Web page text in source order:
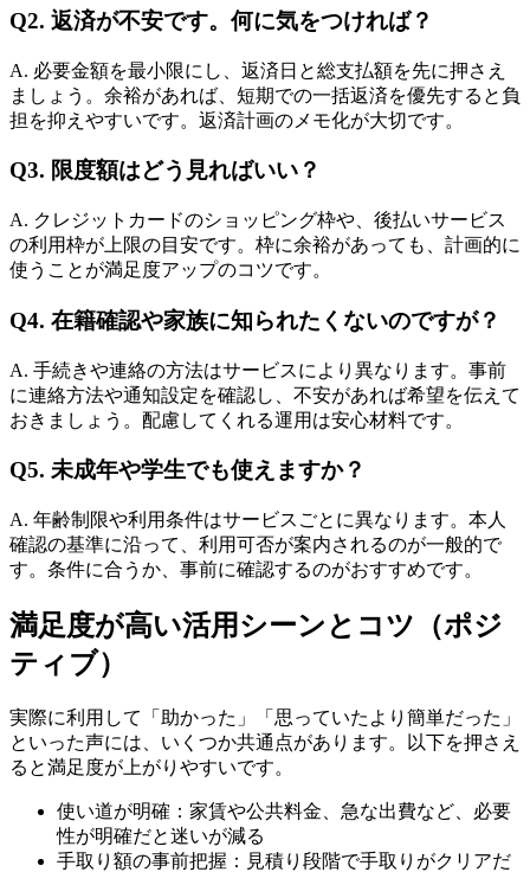
Q2. 返済が不安です。何に気をつければ？
A. 必要金額を最小限にし、返済日と総支払額を先に押さえ
ましょう。余裕があれば、短期での一括返済を優先すると負
担を抑えやすいです。返済計画のメモ化が大切です。
Q3. 限度額はどう見ればいい？
A. クレジットカードのショッピング枠や、後払いサービス
の利用枠が上限の目安です。枠に余裕があっても、計画的に
使うことが満足度アップのコツです。
Q4. 在籍確認や家族に知られたくないのですが？
A. 手続きや連絡の方法はサービスにより異なります。事前
に連絡方法や通知設定を確認し、不安があれば希望を伝えて
おきましょう。配慮してくれる運用は安心材料です。
Q5. 未成年や学生でも使えますか？
A. 年齢制限や利用条件はサービスごとに異なります。本人
確認の基準に沿って、利用可否が案内されるのが一般的で
す。条件に合うか、事前に確認するのがおすすめです。
満足度が高い活用シーンとコツ（ポジ
ティブ）
実際に利用して「助かった」「思っていたより簡単だった」
といった声には、いくつか共通点があります。以下を押さえ
ると満足度が上がりやすいです。
使い道が明確：家賃や公共料金、急な出費など、必要
性が明確だと迷いが減る
手取り額の事前把握：見積り段階で手取りがクリアだ